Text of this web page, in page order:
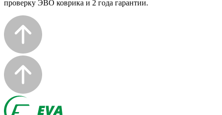
проверку ЭВО коврика и 2 года гарантии.